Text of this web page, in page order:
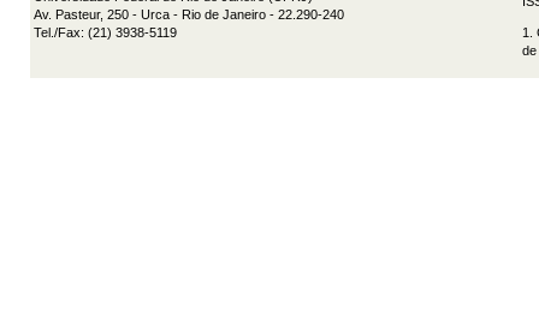
Av. Pasteur, 250 - Urca - Rio de Janeiro - 22.290-240
Tel./Fax: (21) 3938-5119
1.
de